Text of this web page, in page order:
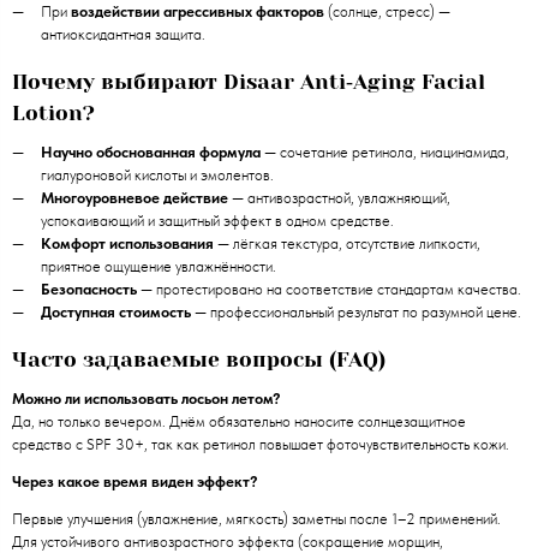
При воздействии агрессивных факторов (солнце, стресс) —
антиоксидантная защита.
Почему выбирают Disaar Anti‑Aging Facial
Lotion?
Научно обоснованная формула — сочетание ретинола, ниацинамида,
гиалуроновой кислоты и эмолентов.
Многоуровневое действие — антивозрастной, увлажняющий,
успокаивающий и защитный эффект в одном средстве.
Комфорт использования — лёгкая текстура, отсутствие липкости,
приятное ощущение увлажнённости.
Безопасность — протестировано на соответствие стандартам качества.
Доступная стоимость — профессиональный результат по разумной цене.
Часто задаваемые вопросы (FAQ)
Можно ли использовать лосьон летом?
Да, но только вечером. Днём обязательно наносите солнцезащитное
средство с SPF 30+, так как ретинол повышает фоточувствительность кожи.
Через какое время виден эффект?
Первые улучшения (увлажнение, мягкость) заметны после 1–2 применений.
Для устойчивого антивозрастного эффекта (сокращение морщин,